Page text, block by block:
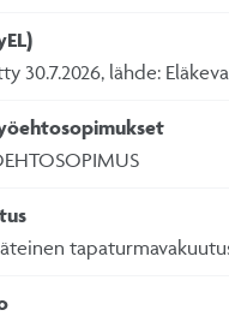
30.7.2026, lähde: